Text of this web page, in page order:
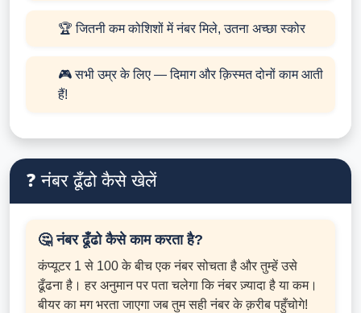
🏆 जितनी कम कोशिशों में नंबर मिले, उतना अच्छा स्कोर
🎮 सभी उम्र के लिए — दिमाग और क़िस्मत दोनों काम आती
हैं!
❓ नंबर ढूँढो कैसे खेलें
🤔 नंबर ढूँढो कैसे काम करता है?
कंप्यूटर 1 से 100 के बीच एक नंबर सोचता है और तुम्हें उसे
ढूँढना है। हर अनुमान पर पता चलेगा कि नंबर ज़्यादा है या कम।
बीयर का मग भरता जाएगा जब तुम सही नंबर के क़रीब पहुँचोगे!